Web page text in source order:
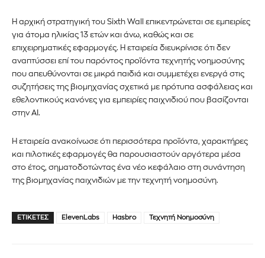
Διάβασα και αποδέχομαι τηνΠολιτική Απορρήτου .
Η αρχική στρατηγική του Sixth Wall επικεντρώνεται σε εμπειρίες
για άτομα ηλικίας 13 ετών και άνω, καθώς και σε
επιχειρηματικές εφαρμογές. Η εταιρεία διευκρίνισε ότι δεν
αναπτύσσει επί του παρόντος προϊόντα τεχνητής νοημοσύνης
που απευθύνονται σε μικρά παιδιά και συμμετέχει ενεργά στις
συζητήσεις της βιομηχανίας σχετικά με πρότυπα ασφάλειας και
εθελοντικούς κανόνες για εμπειρίες παιχνιδιού που βασίζονται
στην AI.
Η εταιρεία ανακοίνωσε ότι περισσότερα προϊόντα, χαρακτήρες
και πιλοτικές εφαρμογές θα παρουσιαστούν αργότερα μέσα
στο έτος, σηματοδοτώντας ένα νέο κεφάλαιο στη συνάντηση
της βιομηχανίας παιχνιδιών με την τεχνητή νοημοσύνη.
ΕΤΙΚΈΤΕΣ ElevenLabs Hasbro Τεχνητή Νοημοσύνη